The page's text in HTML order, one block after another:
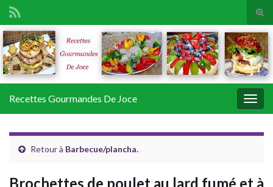
Search for:
Recettes Gourmandes De Joce
Retour à Barbecue/plancha.
Brochettes de poulet au lard fumé et à